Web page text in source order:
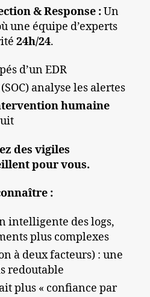
& Response :Un
une équipe d’experts
24h/24.
d’un EDR
analyse les alertes
humaine
des vigiles
pour vous.
:
intelligente des logs,
plus complexes
à deux facteurs) : une
redoutable
plus « confiance par